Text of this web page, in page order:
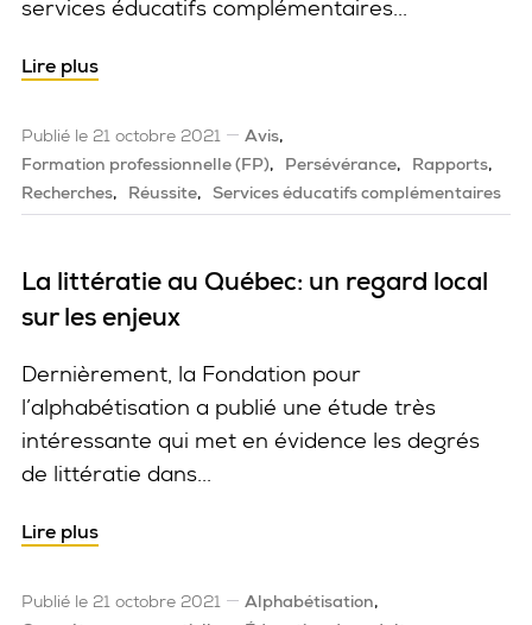
services éducatifs complémentaires...
Lire plus
Publié le 21 octobre 2021
Avis
Formation professionnelle (FP)
Persévérance
Rapports
Recherches
Réussite Services éducatifs complémentaires
La littératie au Québec: un regard local
sur les enjeux
Dernièrement, la Fondation pour
l’alphabétisation a publié une étude très
intéressante qui met en évidence les degrés
de littératie dans...
Lire plus
Publié le 21 octobre 2021
Alphabétisation